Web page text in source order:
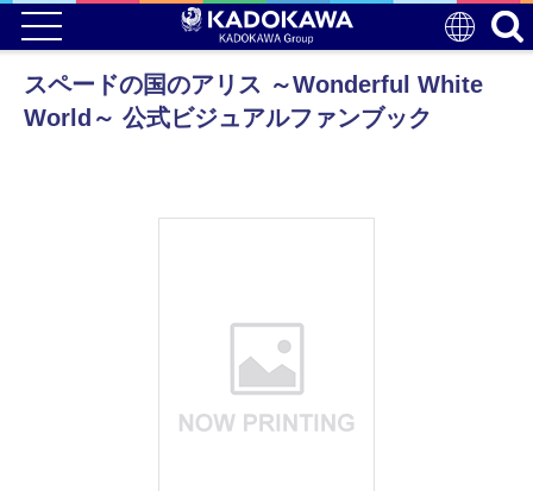
スペードの国のアリス ～Wonderful White
World～ 公式ビジュアルファンブック